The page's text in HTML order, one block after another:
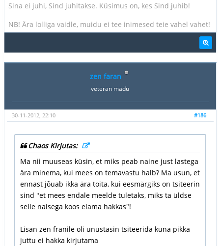
Sina ei juhi, Sind juhitakse. Küsimus on, kes Sind juhib!
NB! Ära lolliga vaidle, muidu ei tee inimesed teie vahel vahet!
zen faran
veteran madu
#186
30-11-2012, 22:10
Chaos Kirjutas:
Ma nii muuseas küsin, et miks peab naine just lastega
ära minema, kui mees on temavastu halb? Ma usun, et
ennast jõuab ikka ära toita, kui eesmärgiks on tsiteerin
sind "et mees endale meelde tuletaks, miks ta üldse
selle naisega koos elama hakkas"!
Lisan zen franile oli unustasin tsiteerida kuna pikka
juttu ei hakka kirjutama